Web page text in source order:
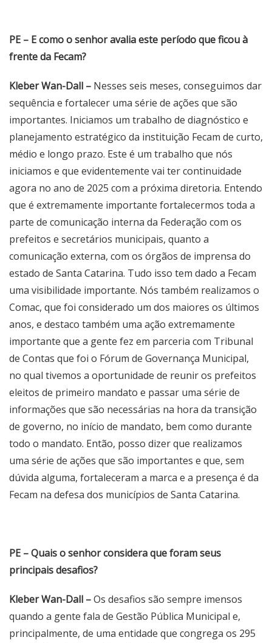
PE – E como o senhor avalia este período que ficou à
frente da Fecam?
Kleber Wan-Dall – Nesses seis meses, conseguimos dar
sequência e fortalecer uma série de ações que são
importantes. Iniciamos um trabalho de diagnóstico e
planejamento estratégico da instituição Fecam de curto,
médio e longo prazo. Este é um trabalho que nós
iniciamos e que evidentemente vai ter continuidade
agora no ano de 2025 com a próxima diretoria. Entendo
que é extremamente importante fortalecermos toda a
parte de comunicação interna da Federação com os
prefeitos e secretários municipais, quanto a
comunicação externa, com os órgãos de imprensa do
estado de Santa Catarina. Tudo isso tem dado a Fecam
uma visibilidade importante. Nós também realizamos o
Comac, que foi considerado um dos maiores os últimos
anos, e destaco também uma ação extremamente
importante que a gente fez em parceria com Tribunal
de Contas que foi o Fórum de Governança Municipal,
no qual tivemos a oportunidade de reunir os prefeitos
eleitos de primeiro mandato e passar uma série de
informações que são necessárias na hora da transição
de governo, no início de mandato, bem como durante
todo o mandato. Então, posso dizer que realizamos
uma série de ações que são importantes e que, sem
dúvida alguma, fortaleceram a marca e a presença é da
Fecam na defesa dos municípios de Santa Catarina.
PE – Quais o senhor considera que foram seus
principais desafios?
Kleber Wan-Dall –Os desafios são sempre imensos
quando a gente fala de Gestão Pública Municipal e,
principalmente, de uma entidade que congrega os 295